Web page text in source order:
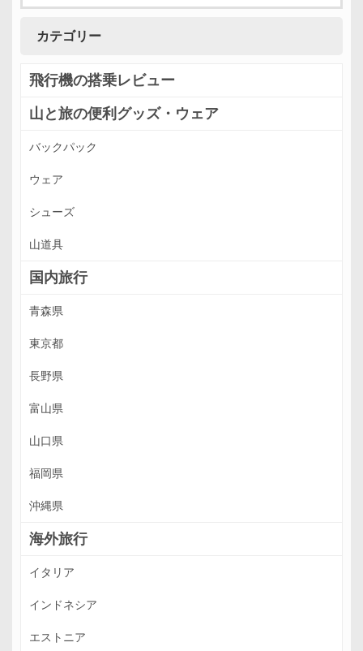
カテゴリー
飛行機の搭乗レビュー
山と旅の便利グッズ・ウェア
バックパック
ウェア
シューズ
山道具
国内旅行
青森県
東京都
長野県
富山県
山口県
福岡県
沖縄県
海外旅行
イタリア
インドネシア
エストニア